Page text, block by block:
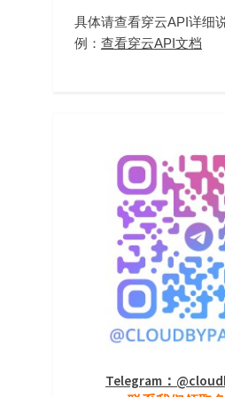
具体请查看穿云API详细
例： 查看穿云API文档
Telegram：